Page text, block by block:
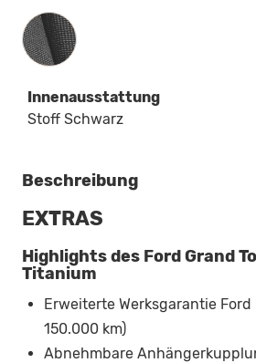
Innenausstattung
Innenausstattung
Stoff Schwarz
Beschreibung
EXTRAS
Highlights des Ford Grand
Titanium
Erweiterte Werksgarantie
150.000 km)
Abnehmbare